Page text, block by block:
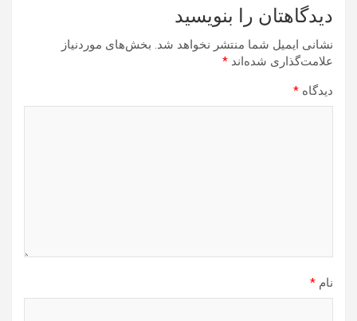
دیدگاهتان را بنویسید
نشانی ایمیل شما منتشر نخواهد شد. بخش‌های موردنیاز
علامت‌گذاری شده‌اند *
دیدگاه *
نام *